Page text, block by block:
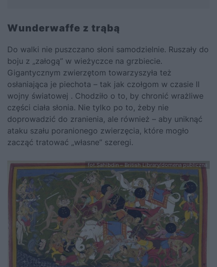
Wunderwaffe z trąbą
Do walki nie puszczano słoni samodzielnie. Ruszały do
boju z „załogą” w wieżyczce na grzbiecie.
Gigantycznym zwierzętom towarzyszyła też
osłaniająca je piechota – tak jak czołgom w czasie II
wojny światowej . Chodziło o to, by chronić wrażliwe
części ciała słonia. Nie tylko po to, żeby nie
doprowadzić do zranienia, ale również – aby uniknąć
ataku szału poranionego zwierzęcia, które mogło
zacząć tratować „własne” szeregi.
fot.Sahibdin – British Library/domena publiczna